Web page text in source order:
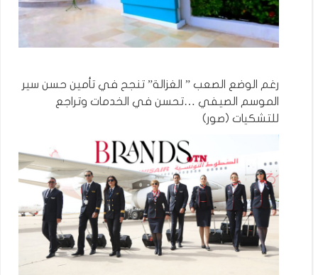
رغم الوضع الصعب ” الغزالة” تنجح في تأمين حسن سير
الموسم الصيفي …تحسن في الخدمات وتراجع
للتشكيات (صور)